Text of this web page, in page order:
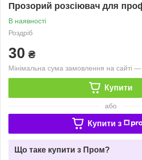
Прозорий розсіювач для
В наявності
Роздріб
30 ₴
Мінімальна сума замовлення на сайті
Купити
або
Купити з
Що таке купити з Пром?